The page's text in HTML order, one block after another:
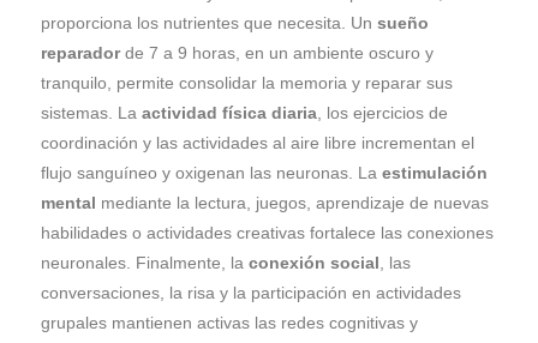
proporciona los nutrientes que necesita. Un sueño
reparadorde 7 a 9 horas, en un ambiente oscuro y
tranquilo, permite consolidar la memoria y reparar sus
sistemas. La actividad física diaria, los ejercicios de
coordinación y las actividades al aire libre incrementan el
flujo sanguíneo y oxigenan las neuronas. La estimulación
mental mediante la lectura, juegos, aprendizaje de nuevas
habilidades o actividades creativas fortalece las conexiones
neuronales. Finalmente, la conexión social , las
conversaciones, la risa y la participación en actividades
grupales mantienen activas las redes cognitivas y